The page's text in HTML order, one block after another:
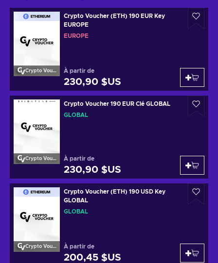
Crypto Voucher
Crypto Voucher (ETH) 190 EUR Key
EUROPE
EUROPE
À partir de
230,90 $US
Crypto Voucher
Crypto Voucher 190 EUR Clé GLOBAL
GLOBAL
À partir de
230,90 $US
Crypto Voucher
Crypto Voucher (ETH) 190 USD Key
GLOBAL
GLOBAL
À partir de
200,45 $US